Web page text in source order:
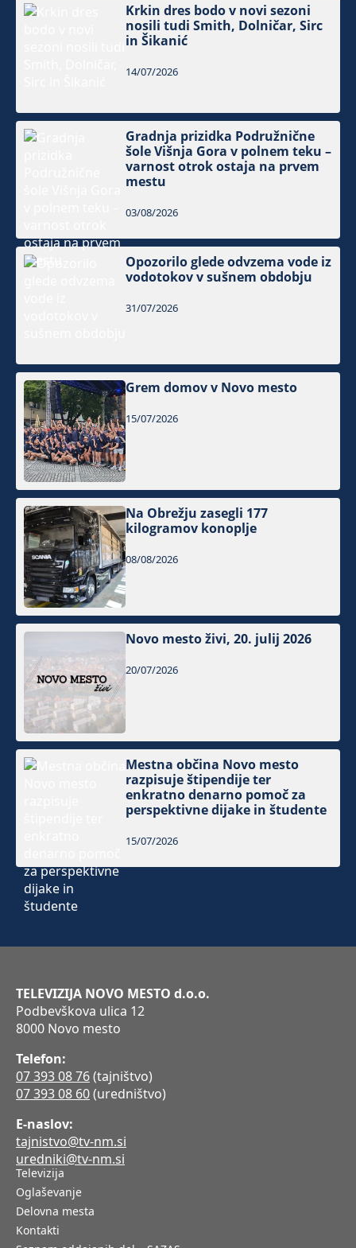
Krkin dres bodo v novi sezoni
nosili tudi Smith, Dolničar, Sirc
in Šikanić
14/07/2026
Gradnja prizidka Podružnične
šole Višnja Gora v polnem teku –
varnost otrok ostaja na prvem
mestu
03/08/2026
Opozorilo glede odvzema vode iz
vodotokov v sušnem obdobju
31/07/2026
Grem domov v Novo mesto
15/07/2026
Na Obrežju zasegli 177
kilogramov konoplje
08/08/2026
Novo mesto živi, 20. julij 2026
20/07/2026
Mestna občina Novo mesto
razpisuje štipendije ter
enkratno denarno pomoč za
perspektivne dijake in študente
15/07/2026
TELEVIZIJA NOVO MESTO d.o.o.
Podbevškova ulica 12
8000 Novo mesto
Telefon:
07 393 08 76(tajništvo)
07 393 08 60(uredništvo)
E-naslov:
tajnistvo@tv-nm.si
uredniki@tv-nm.si
Televizija
Oglaševanje
Delovna mesta
Kontakti